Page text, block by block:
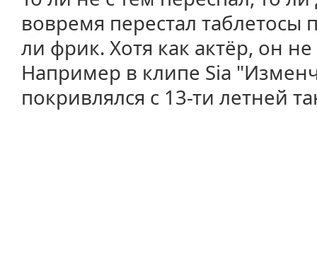
вовремя перестал таблетосы
ли фрик. Хотя как актёр, он
Например в клипе Sia
покривлялся с 13-ти летней